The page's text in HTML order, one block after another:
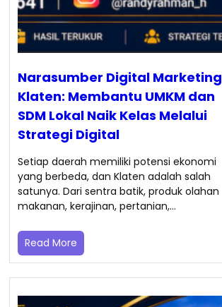
Narasumber Digital Marketing
Klaten: Membantu UMKM dan
SDM Lokal Naik Kelas Melalui
Strategi Digital
Setiap daerah memiliki potensi ekonomi
yang berbeda, dan Klaten adalah salah
satunya. Dari sentra batik, produk olahan
makanan, kerajinan, pertanian,…
Read More